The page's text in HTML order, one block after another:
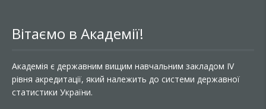
Вітаємо в Академії!
Академія є державним вищим навчальним закладом IV
рівня акредитації, який належить до системи державної
статистики України.